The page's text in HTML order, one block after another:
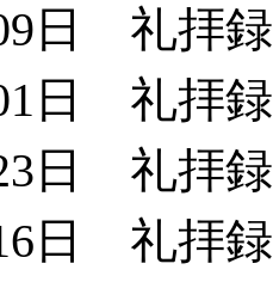
日 礼拝
日 礼拝
日 礼拝
日 礼拝